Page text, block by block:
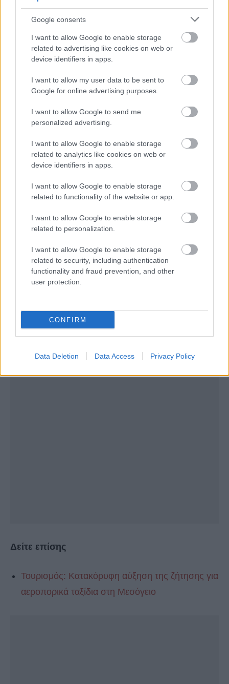
Google consents
I want to allow Google to enable storage
related to advertising like cookies on web or
device identifiers in apps.
I want to allow my user data to be sent to
Google for online advertising purposes.
I want to allow Google to send me
personalized advertising.
I want to allow Google to enable storage
related to analytics like cookies on web or
device identifiers in apps.
I want to allow Google to enable storage
related to functionality of the website or app.
I want to allow Google to enable storage
related to personalization.
I want to allow Google to enable storage
related to security, including authentication
functionality and fraud prevention, and other
user protection.
CONFIRM
Data Deletion Data Access Privacy Policy
Η Υπηρεσία Πολιτικής Προστασίας, επικοινώνησε
με την εταιρεία κινητής τηλεφωνίας και λίγο πριν τις
πρόβλημα.
Δείτε επίσης
Τουρισμός: Κατακόρυφη αύξηση της ζήτησης για
αεροπορικά ταξίδια στη Μεσόγειο